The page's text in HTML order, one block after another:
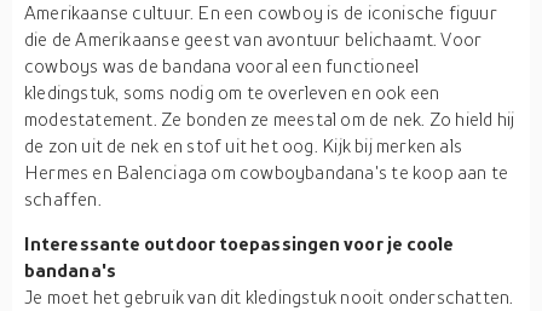
Amerikaanse cultuur. En een cowboy is de iconische figuur
die de Amerikaanse geest van avontuur belichaamt. Voor
cowboys was de bandana vooral een functioneel
kledingstuk, soms nodig om te overleven en ook een
modestatement. Ze bonden ze meestal om de nek. Zo hield hij
de zon uit de nek en stof uit het oog. Kijk bij merken als
Hermes en Balenciaga om cowboybandana's te koop aan te
schaffen.
Interessante outdoor toepassingen voor je coole
bandana's
Je moet het gebruik van dit kledingstuk nooit onderschatten.